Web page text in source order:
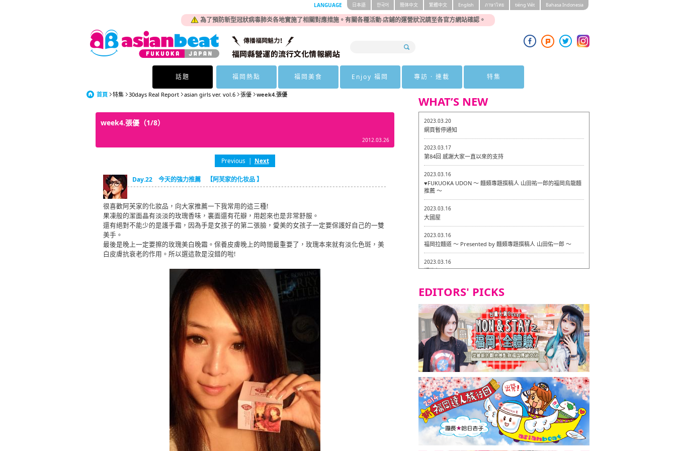
為了預防新型冠狀病毒肺炎各地實施了相關對應措施。有關各種活動·店鋪的運營狀況請至各官方網站確認。
LANGUAGE 日本語 한국어 簡体中文 繁體中文 English ภาษาไทย tiéng Viêt Bahasa Indonesia
話題 福岡熱點 福岡美食 Enjoy 福岡 專訪 · 連載 特集
首頁 特集 30days Real Report asian girls ver. vol.6 張優 week4.張優
week4.張優（1/8）
2012.03.26
Previous | Next
Day.22 今天的強力推薦 【阿芙家的化妆品 】
很喜歡阿芙家的化妝品，向大家推薦一下我常用的這三種!
果凍般的潔面晶有淡淡的玫瑰香味，裏面還有花瓣，用起來也是非常舒服。
還有絕對不能少的是護手霜，因為手是女孩子的第二張臉，愛美的女孩子一定要保護好自己的一雙
美手。
最後是晚上一定要擦的玫瑰美白晚霜。保養皮膚晚上的時間最重要了，玫瑰本來就有淡化色斑，美
白皮膚抗衰老的作用。所以選這款是沒錯的啦!
WHAT’S NEW
2023.03.20
網頁暫停通知
2023.03.17
第84回 感謝大家一直以來的支持
2023.03.16
♥FUKUOKA UDON ～ 麵類專題撰稿人 山田祐一郎的福岡烏龍麵
推薦 ～
2023.03.16
大國屋
2023.03.16
福岡拉麵道 〜 Presented by 麵類專題撰稿人 山田佑一郎 〜
2023.03.16
福龍軒
2023.03.07
Isogiyokarazu 博多總店 〜 嚴格素食主義・素食主義者的菜單試
的試吃之旅 in 福岡市！ 〜
2023.03.07
嚴格素食主義・素食主義者的菜單試的試吃之旅 in 福岡市！
2023.03.02
Little Stand 大名店 〜 嚴格素食主義・素食主義者的菜單試的試
吃之旅 in 福岡市！ 〜
2023.02.28
東築軒 折尾本社烏冬店
EDITORS' PICKS